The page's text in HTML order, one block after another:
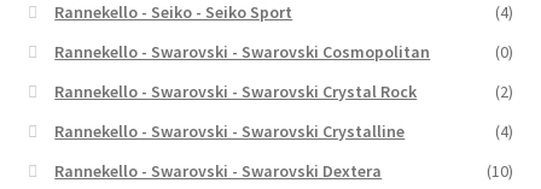
Rannekello - Seiko - Seiko Sport
(4)
Rannekello - Swarovski - Swarovski Cosmopolitan
(0)
Rannekello - Swarovski - Swarovski Crystal Rock
(2)
Rannekello - Swarovski - Swarovski Crystalline
(4)
Rannekello - Swarovski - Swarovski Dextera
(10)